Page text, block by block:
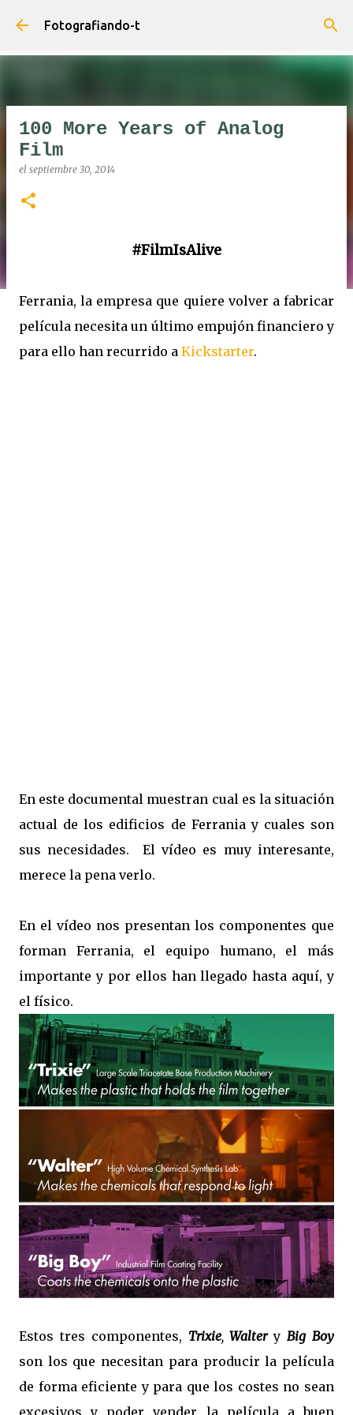
Ir al contenido principal
Fotografiando-t
100 More Years of Analog
Film
el septiembre 30, 2014
#FilmIsAlive
Ferrania, la empresa que quiere volver a fabricar
película necesita un último empujón financiero y
para ello han recurrido a Kickstarter.
En este documental muestran cual es la situación
actual de los edificios de Ferrania y cuales son
sus necesidades. El vídeo es muy interesante,
merece la pena verlo.
En el vídeo nos presentan los componentes que
forman Ferrania, el equipo humano, el más
importante y por ellos han llegado hasta aquí, y
el físico.
Estos tres componentes, Trixie,WalteryBig Boy
son los que necesitan para producir la película
de forma eficiente y para que los costes no sean
excesivos y poder vender la película a buen